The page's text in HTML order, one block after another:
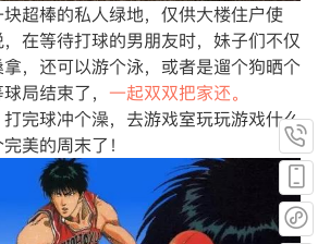
超棒的私人绿地，仅供大楼住户使
在等待打球的男朋友时，妹子们不仅
，还可以游个泳，或者是遛个狗晒个
局结束了， 一起双双把家还。
完球冲个澡，去游戏室玩玩游戏什么
美的周末了！